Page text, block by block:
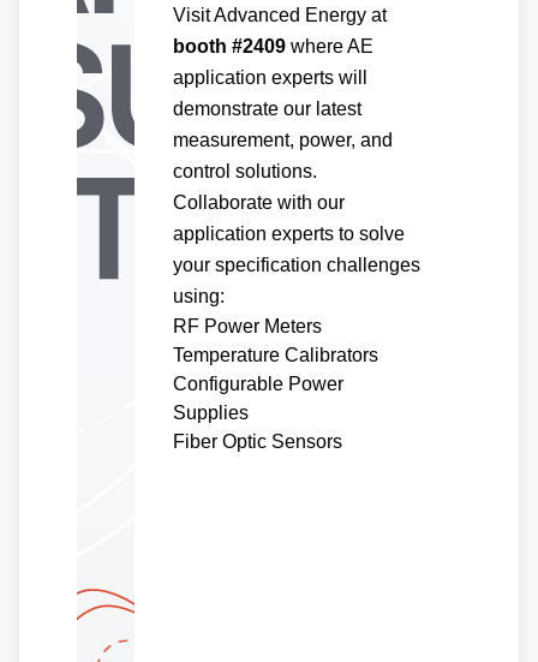
Visit Advanced Energy at
booth #2409 where AE
application experts will
demonstrate our latest
measurement, power, and
control solutions.
Collaborate with our
application experts to solve
your specification challenges
using:
RF Power Meters
Temperature Calibrators
Configurable Power
Supplies
Fiber Optic Sensors